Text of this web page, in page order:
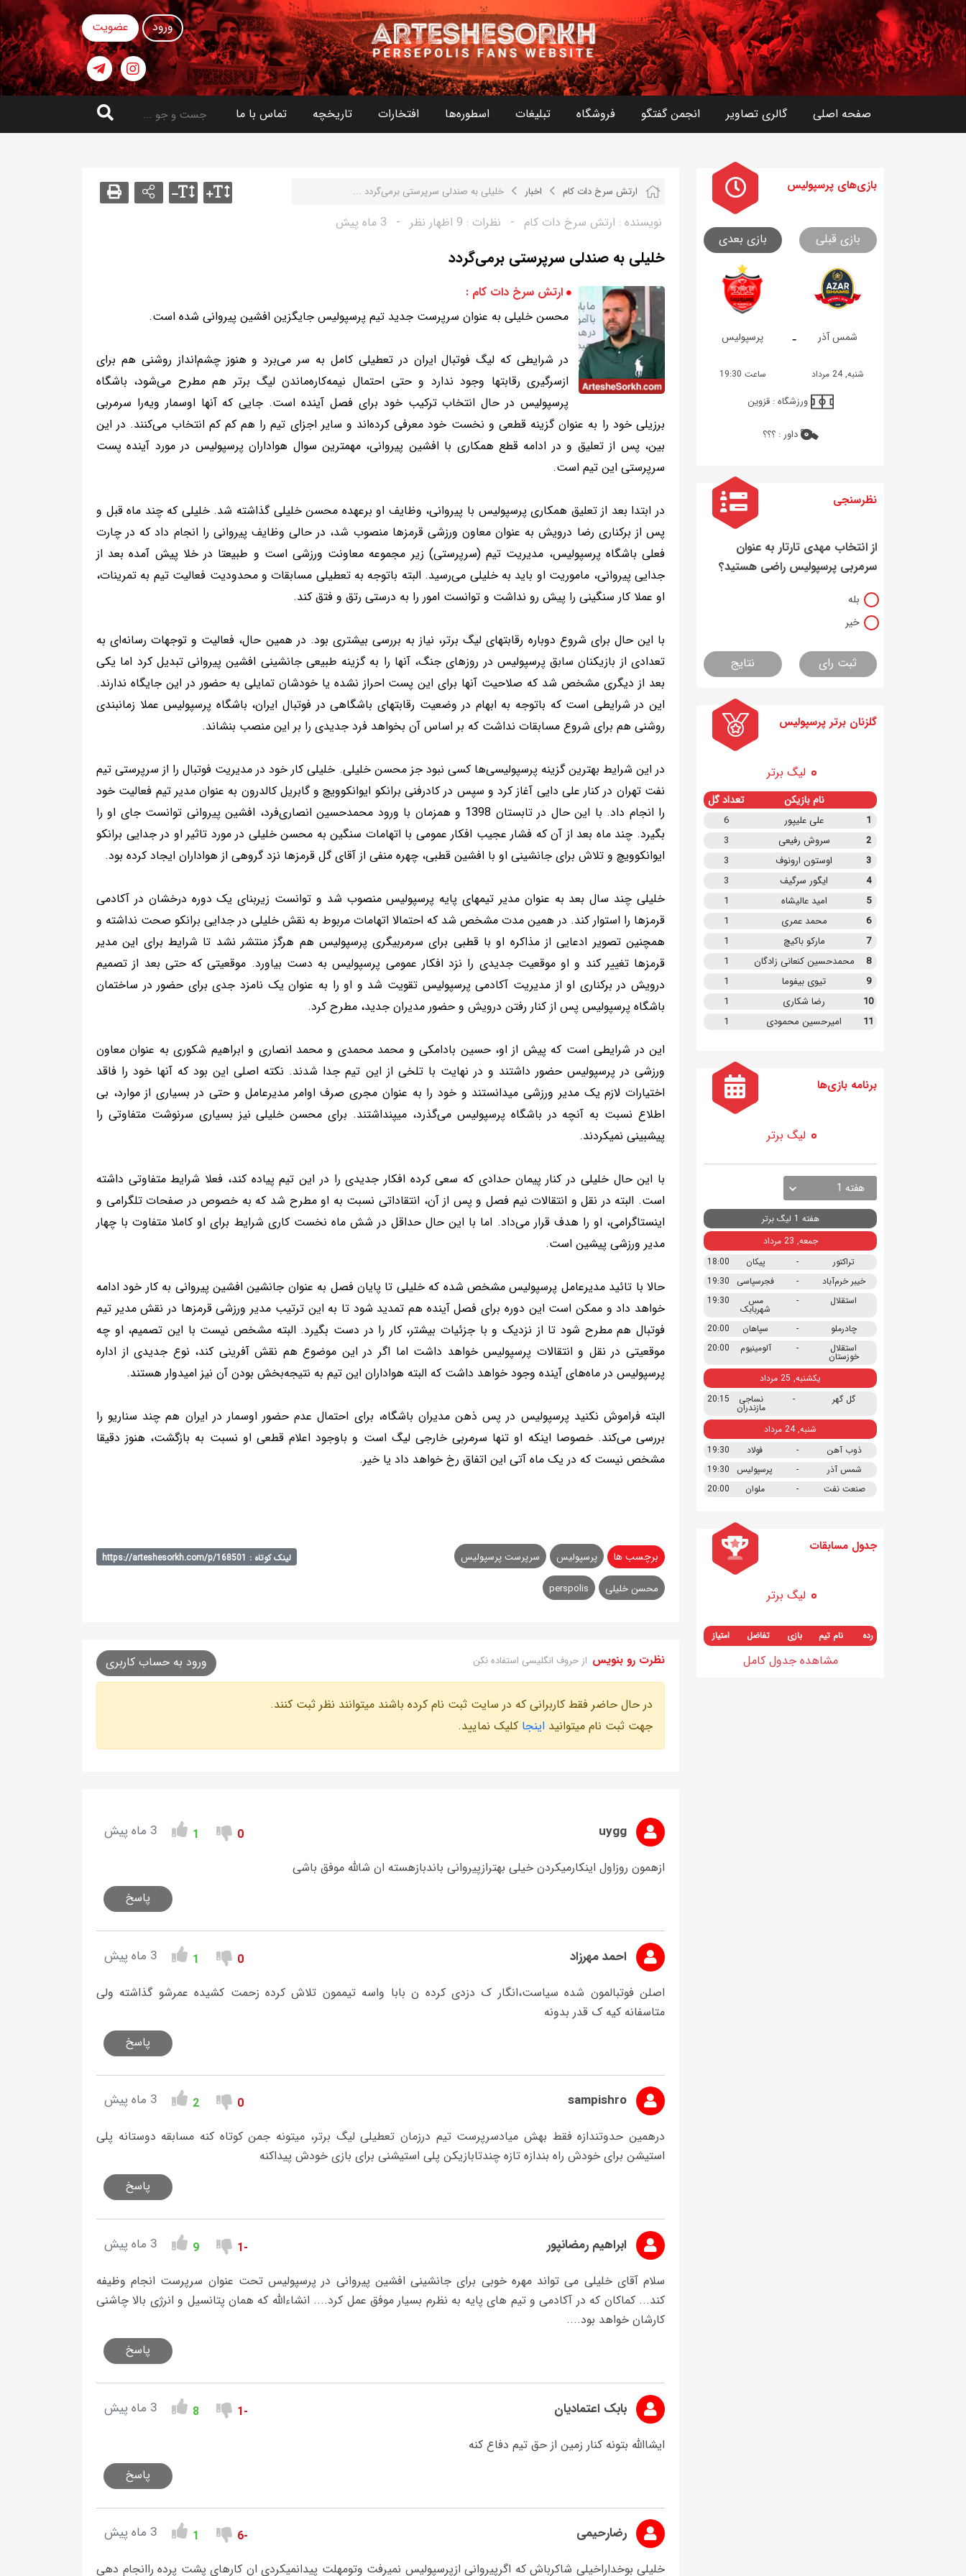
ورود عضویت
صفحه اصلی گالری تصاویر انجمن گفتگو فروشگاه تبلیغات اسطوره‌ها افتخارات تاریخچه تماس با ما
ارتش سرخ دات کام اخبار خلیلی به صندلی سرپرستی برمی‌گردد ...
نویسنده : ارتش سرخ دات کام - نظرات : 9 اظهار نظر - 3 ماه پیش
خلیلی به صندلی سرپرستی برمی‌گردد
ارتش سرخ دات کام :
محسن خلیلی به عنوان سرپرست جدید تیم پرسپولیس جایگزین افشین پیروانی شده است.
در شرایطی که لیگ فوتبال ایران در تعطیلی کامل به سر می‌برد و هنوز چشم‌انداز روشنی هم برای
ازسرگیری رقابتها وجود ندارد و حتی احتمال نیمه‌کاره‌ماندن لیگ برتر هم مطرح می‌شود، باشگاه
پرسپولیس در حال انتخاب ترکیب خود برای فصل آینده است. جایی که آنها اوسمار ویه‌را سرمربی
برزیلی خود را به عنوان گزینه قطعی و نخست خود معرفی کرده‌اند و سایر اجزای تیم را هم کم کم انتخاب می‌کنند. در این
بین، پس از تعلیق و در ادامه قطع همکاری با افشین پیروانی، مهمترین سوال هواداران پرسپولیس در مورد آینده پست
سرپرستی این تیم است.
در ابتدا بعد از تعلیق همکاری پرسپولیس با پیروانی، وظایف او برعهده محسن خلیلی گذاشته شد. خلیلی که چند ماه قبل و
پس از برکناری رضا درویش به عنوان معاون ورزشی قرمزها منصوب شد، در حالی وظایف پیروانی را انجام داد که در چارت
فعلی باشگاه پرسپولیس، مدیریت تیم (سرپرستی) زیر مجموعه معاونت ورزشی است و طبیعتا در خلا پیش آمده بعد از
جدایی پیروانی، ماموریت او باید به خلیلی می‌رسید. البته باتوجه به تعطیلی مسابقات و محدودیت فعالیت تیم به تمرینات،
او عملا کار سنگینی را پیش رو نداشت و توانست امور را به درستی رتق و فتق کند.
با این حال برای شروع دوباره رقابتهای لیگ برتر، نیاز به بررسی بیشتری بود. در همین حال، فعالیت و توجهات رسانه‌ای به
تعدادی از بازیکنان سابق پرسپولیس در روزهای جنگ، آنها را به گزینه طبیعی جانشینی افشین پیروانی تبدیل کرد اما یکی
بعد از دیگری مشخص شد که صلاحیت آنها برای این پست احراز نشده یا خودشان تمایلی به حضور در این جایگاه ندارند.
این در شرایطی است که باتوجه به ابهام در وضعیت رقابتهای باشگاهی در فوتبال ایران، باشگاه پرسپولیس عملا زمانبندی
روشنی هم برای شروع مسابقات نداشت که بر اساس آن بخواهد فرد جدیدی را بر این منصب بنشاند.
در این شرایط بهترین گزینه پرسپولیسی‌ها کسی نبود جز محسن خلیلی. خلیلی کار خود در مدیریت فوتبال را از سرپرستی تیم
نفت تهران در کنار علی دایی آغاز کرد و سپس در کادرفنی برانکو ایوانکوویچ و گابریل کالدرون به عنوان مدیر تیم فعالیت خود
را انجام داد. با این حال در تابستان 1398 و همزمان با ورود محمدحسین انصاری‌فرد، افشین پیروانی توانست جای او را
بگیرد. چند ماه بعد از آن که فشار عجیب افکار عمومی با اتهامات سنگین به محسن خلیلی در مورد تاثیر او در جدایی برانکو
ایوانکوویچ و تلاش برای جانشینی او با افشین قطبی، چهره منفی از آقای گل قرمزها نزد گروهی از هواداران ایجاد کرده بود.
خلیلی چند سال بعد به عنوان مدیر تیمهای پایه پرسپولیس منصوب شد و توانست زیربنای یک دوره درخشان در آکادمی
قرمزها را استوار کند. در همین مدت مشخص شد که احتمالا اتهامات مربوط به نقش خلیلی در جدایی برانکو صحت نداشته و
همچنین تصویر ادعایی از مذاکره او با قطبی برای سرمربیگری پرسپولیس هم هرگز منتشر نشد تا شرایط برای این مدیر
قرمزها تغییر کند و او موقعیت جدیدی را نزد افکار عمومی پرسپولیس به دست بیاورد. موقعیتی که حتی بعد از تصمیم
درویش در برکناری او از مدیریت آکادمی پرسپولیس تقویت شد و او را به عنوان یک نامزد جدی برای حضور در ساختمان
باشگاه پرسپولیس پس از کنار رفتن درویش و حضور مدیران جدید، مطرح کرد.
این در شرایطی است که پیش از او، حسین بادامکی و محمد محمدی و محمد انصاری و ابراهیم شکوری به عنوان معاون
ورزشی در پرسپولیس حضور داشتند و در نهایت با تلخی از این تیم جدا شدند. نکته اصلی این بود که آنها خود را فاقد
اختیارات لازم یک مدیر ورزشی میدانستند و خود را به عنوان مجری صرف اوامر مدیرعامل و حتی در بسیاری از موارد، بی
اطلاع نسبت به آنچه در باشگاه پرسپولیس می‌گذرد، میپنداشتند. برای محسن خلیلی نیز بسیاری سرنوشت متفاوتی را
پیشبینی نمیکردند.
با این حال خلیلی در کنار پیمان حدادی که سعی کرده افکار جدیدی را در این تیم پیاده کند، فعلا شرایط متفاوتی داشته
است. البته در نقل و انتقالات نیم فصل و پس از آن، انتقاداتی نسبت به او مطرح شد که به خصوص در صفحات تلگرامی و
اینستاگرامی، او را هدف قرار می‌داد. اما با این حال حداقل در شش ماه نخست کاری شرایط برای او کاملا متفاوت با چهار
مدیر ورزشی پیشین است.
حالا با تائید مدیرعامل پرسپولیس مشخص شده که خلیلی تا پایان فصل به عنوان جانشین افشین پیروانی به کار خود ادامه
خواهد داد و ممکن است این دوره برای فصل آینده هم تمدید شود تا به این ترتیب مدیر ورزشی قرمزها در نقش مدیر تیم
فوتبال هم مطرح شود تا از نزدیک و با جزئیات بیشتر، کار را در دست بگیرد. البته مشخص نیست با این تصمیم، او چه
موقعیتی در نقل و انتقالات پرسپولیس خواهد داشت اما اگر در این موضوع هم نقش آفرینی کند، نوع جدیدی از اداره
پرسپولیس در ماه‌های آینده وجود خواهد داشت که البته هواداران این تیم به نتیجه‌بخش بودن آن نیز امیدوار هستند.
البته فراموش نکنید پرسپولیس در پس ذهن مدیران باشگاه، برای احتمال عدم حضور اوسمار در ایران هم چند سناریو را
بررسی می‌کند. خصوصا اینکه او تنها سرمربی خارجی لیگ است و باوجود اعلام قطعی او نسبت به بازگشت، هنوز دقیقا
مشخص نیست که در یک ماه آتی این اتفاق رخ خواهد داد یا خیر.
برچسب ها پرسپولیس سرپرست پرسپولیس
محسن خلیلی perspolis
لینک کوتاه : https://arteshesorkh.com/p/168501
نظرت رو بنویس از حروف انگلیسی استفاده نکن ورود به حساب کاربری
در حال حاضر فقط کاربرانی که در سایت ثبت نام کرده باشند میتوانند نظر ثبت کنند.
جهت ثبت نام میتوانید اینجا کلیک نمایید.
uygg
0
1 3 ماه پیش
ازهمون روزاول اینکارمیکردن خیلی بهترازپیروانی باندبازهسته ان شالله موفق باشی
پاسخ
احمد مهرزاد 0
1 3 ماه پیش
اصلن فوتبالمون شده سیاست،انگار ک دزدی کرده ن بابا واسه تیممون تلاش کرده زحمت کشیده عمرشو گذاشته ولی
متاسفانه کیه ک قدر بدونه
پاسخ
sampishro
0
2 3 ماه پیش
درهمین حدوتندازه فقط بهش میادسرپرست تیم درزمان تعطیلی لیگ برتر، میتونه جمن کوتاه کنه مسابقه دوستانه پلی
استیشن برای خودش راه بندازه تازه چندتابازیکن پلی استیشنی برای بازی خودش پیداکنه
پاسخ
ابراهیم رمضانپور -1
9 3 ماه پیش
سلام آقای خلیلی می تواند مهره خوبی برای جانشینی افشین پیروانی در پرسپولیس تحت عنوان سرپرست انجام وظیفه
کند... کماکان که در آکادمی و تیم های پایه به نظرم بسیار موفق عمل کرد.... انشاءالله که همان پتانسیل و انرژی بالا چاشنی
کارشان خواهد بود....
پاسخ
بابک اعتمادیان -1
8 3 ماه پیش
ایشاالله بتونه کنار زمین از حق تیم دفاع کنه
پاسخ
رضارحیمی -6
1 3 ماه پیش
خلیلی بوخداراخیلی شاکرباش که اگرپیروانی ازپرسپولیس نمیرفت وتومهلت پیدانمیکردی ان کارهای پشت پرده راانجام دهی
بازی های پرسپولیس
بازی قبلی بازی بعدی
- شمس آذر پرسپولیس
شنبه, 24 مرداد ساعت 19:30
ورزشگاه :قزوین
داور :؟؟؟
نظرسنجی
از انتخاب مهدی تارتار به عنوان
سرمربی پرسپولیس راضی هستید؟
بله
خیر
ثبت رای نتایج
گلزنان برتر پرسپولیس
لیگ برتر
نام بازیکن تعداد گل
1 علی علیپور
6
2
سروش رفیعی
3
3
اوستون ارونوف
3
4
ایگور سرگیف
3
5
امید عالیشاه
1
6
محمد عمری
1
7
مارکو باکیچ
1
8
محمدحسین کنعانی زادگان
1
9
تیوی بیفوما
1
10
رضا شکاری
1
11
امیرحسین محمودی 1
برنامه بازی ها
لیگ برتر
هفته 1
هفته 1 لیگ برتر
جمعه, 23 مرداد
تراکتور
- پیکان
18:00
خیبر خرم‌آباد
- فجرسپاسی
19:30
استقلال
- مس
شهربابک
19:30
چادرملو - سپاهان
20:00
استقلال
خوزستان
- آلومینیوم 20:00
یکشنبه, 25 مرداد
گل گهر
- نساجی
مازندران
20:15
شنبه, 24 مرداد
ذوب آهن
- فولاد
19:30
شمس آذر
- پرسپولیس
19:30
صنعت نفت
- ملوان 20:00
جدول مسابقات
لیگ برتر
رده نام تیم بازی تفاضل امتیاز
مشاهده جدول کامل